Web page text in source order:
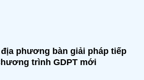
phương bàn giải pháp tiếp
trình GDPT mới